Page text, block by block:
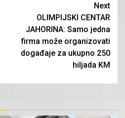
Next
OLIMPIJSKI CENTAR
JAHORINA: Samo jedna
firma može organizovati
događaje za ukupno 250
hiljada KM